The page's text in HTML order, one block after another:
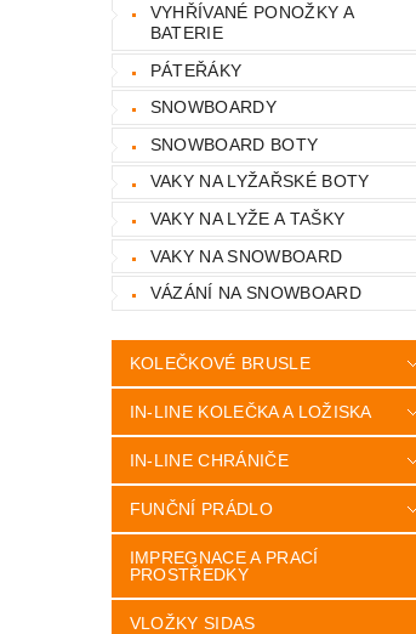
VYHŘÍVANÉ PONOŽKY A
BATERIE
PÁTEŘÁKY
SNOWBOARDY
SNOWBOARD BOTY
VAKY NA LYŽAŘSKÉ BOTY
VAKY NA LYŽE A TAŠKY
VAKY NA SNOWBOARD
VÁZÁNÍ NA SNOWBOARD
KOLEČKOVÉ BRUSLE
IN-LINE KOLEČKA A LOŽISKA
IN-LINE CHRÁNIČE
FUNČNÍ PRÁDLO
IMPREGNACE A PRACÍ
PROSTŘEDKY
VLOŽKY SIDAS